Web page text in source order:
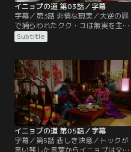
イニョプの道 第03話／字幕
字幕／第3話 非情な現実／大逆の罪
で捕らわれたクク・ユは無実を主張
するが、彼の忠僕トックが謀反の証
人として引き立てられ、戸曹判書キ
結局、クク・ユは死罪となり、イニ
ョプは済州へ官妓として送られるこ
とに。ウンギはイニョプの処分を聞
き船着き場へと急ぐが、船が出る直
前、イニョプの行き先が変更にな
る。
Subtitle
イニョプの道 第05話／字幕
字幕／第5話 悲しき決意／トックが
言い残した言葉からイニョプは父の